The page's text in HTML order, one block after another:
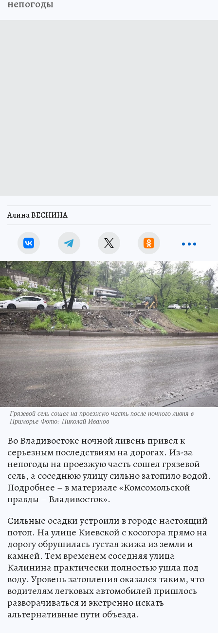
непогоды
Алина ВЕСНИНА
Грязевой сель сошел на проезжую часть после ночного ливня в
Приморье Фото: Николай Иванов
Во Владивостоке ночной ливень привел к
серьезным последствиям на дорогах. Из-за
непогоды на проезжую часть сошел грязевой
сель, а соседнюю улицу сильно затопило водой.
Подробнее – в материале «Комсомольской
правды – Владивосток».
Сильные осадки устроили в городе настоящий
потоп. На улице Киевской с косогора прямо на
дорогу обрушилась густая жижа из земли и
камней. Тем временем соседняя улица
Калинина практически полностью ушла под
воду. Уровень затопления оказался таким, что
водителям легковых автомобилей пришлось
разворачиваться и экстренно искать
альтернативные пути объезда.